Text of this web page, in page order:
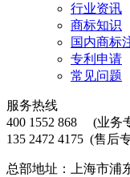
行业资讯
商标知识
国内商标
专利申请
常见问题
服务热线
400 1552 868
(业务
135 2472 4175 (售后
总部地址：上海市浦